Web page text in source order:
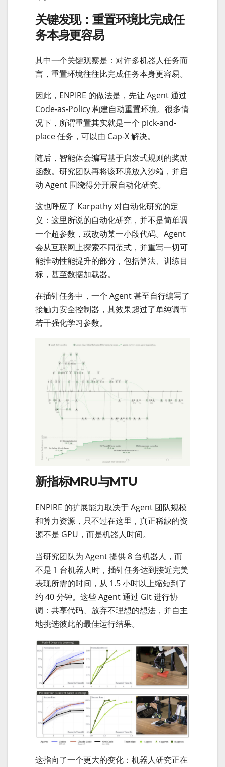
关键发现：重置环境比完成任
务本身更容易
其中一个关键观察是：对许多机器人任务而
言，重置环境往往比完成任务本身更容易。
因此，ENPIRE 的做法是，先让 Agent 通过
Code-as-Policy 构建自动重置环境。很多情
况下，所谓重置其实就是一个 pick-and-
place 任务，可以由 Cap-X 解决。
随后，智能体会编写基于启发式规则的奖励
函数。研究团队再将该环境放入沙箱，并启
动 Agent 围绕得分开展自动化研究。
这也呼应了 Karpathy 对自动化研究的定
义：这里所说的自动化研究，并不是简单调
一个超参数，或改动某一小段代码。Agent
会从互联网上探索不同范式，并重写一切可
能推动性能提升的部分，包括算法、训练目
标，甚至数据加载器。
在插针任务中，一个 Agent 甚至自行编写了
接触力安全控制器，其效果超过了单纯调节
若干强化学习参数。
新指标MRU与MTU
ENPIRE 的扩展能力取决于 Agent 团队规模
和算力资源，只不过在这里，真正稀缺的资
源不是 GPU，而是机器人时间。
当研究团队为 Agent 提供 8 台机器人，而
不是 1 台机器人时，插针任务达到接近完美
表现所需的时间，从 1.5 小时以上缩短到了
约 40 分钟。这些 Agent 通过 Git 进行协
调：共享代码、放弃不理想的想法，并自主
地挑选彼此的最佳运行结果。
这指向了一个更大的变化：机器人研究正在